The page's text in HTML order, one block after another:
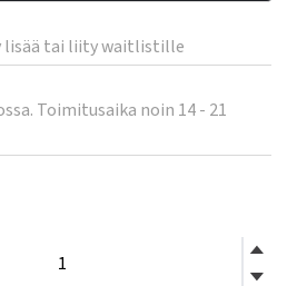
lisää tai liity waitlistille
Toimitusaika noin 14 - 21